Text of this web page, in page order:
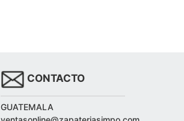
CONTACTO
GUATEMALA